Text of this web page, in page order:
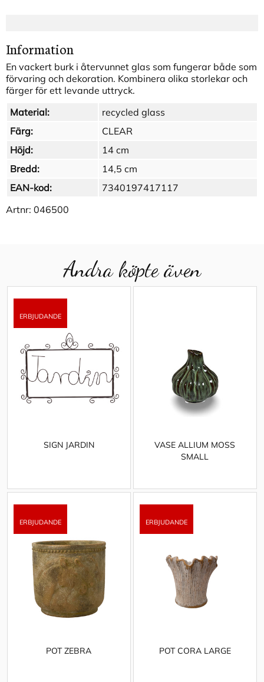
Information
En vackert burk i återvunnet glas som fungerar både som
förvaring och dekoration. Kombinera olika storlekar och
färger för ett levande uttryck.
Material:
recycled glass
Färg:
CLEAR
Höjd:
14 cm
Bredd:
14,5 cm
EAN-kod:
7340197417117
Artnr: 046500
Andra köpte även
SIGN JARDIN
VASE ALLIUM MOSS
SMALL
POT ZEBRA POT CORA LARGE